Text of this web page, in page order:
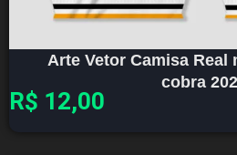
Arte Vetor Camisa Real
cobra
R$ 12,00